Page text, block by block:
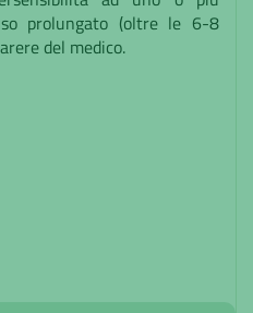
prolungato (oltre le 6-8
del medico.